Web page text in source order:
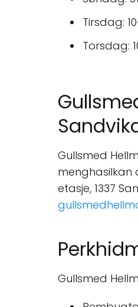
Tirsdag:
Torsdag:
Gullsmed
menghasilkan
etasje, 1337
Gullsmed